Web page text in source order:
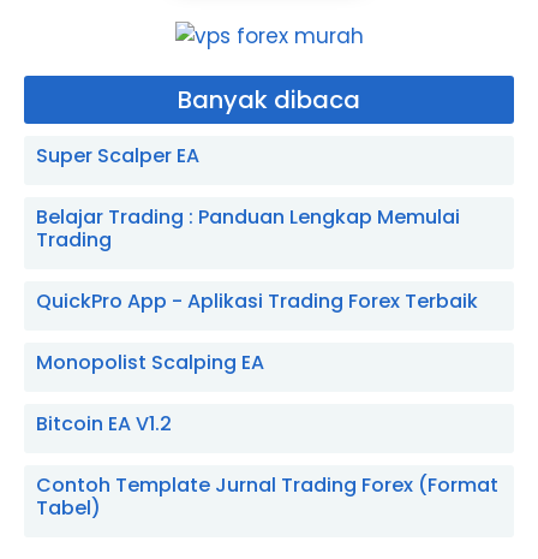
Banyak dibaca
Super Scalper EA
Belajar Trading : Panduan Lengkap Memulai
Trading
QuickPro App - Aplikasi Trading Forex Terbaik
Monopolist Scalping EA
Bitcoin EA V1.2
Contoh Template Jurnal Trading Forex (Format
Tabel)